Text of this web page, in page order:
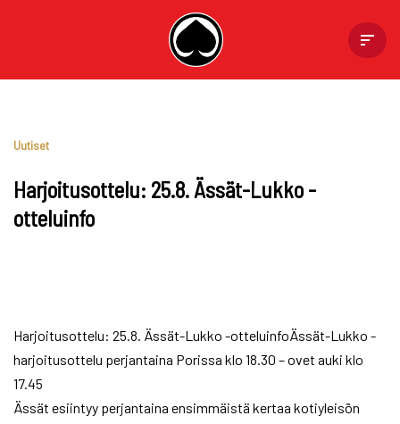
Harjoitusottelu: 25.8. Ässät-Lukko -
otteluinfo
Uutiset
Harjoitusottelu: 25.8. Ässät-Lukko -otteluinfoÄssät-Lukko -
harjoitusottelu perjantaina Porissa klo 18.30 – ovet auki klo
17.45
Ässät esiintyy perjantaina ensimmäistä kertaa kotiyleisön